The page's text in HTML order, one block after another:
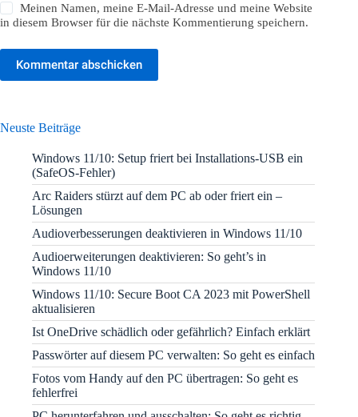
Meinen Namen, meine E-Mail-Adresse und meine Website
in diesem Browser für die nächste Kommentierung speichern.
Kommentar abschicken
Neuste Beiträge
Windows 11/10: Setup friert bei Installations-USB ein
(SafeOS-Fehler)
Arc Raiders stürzt auf dem PC ab oder friert ein –
Lösungen
Audioverbesserungen deaktivieren in Windows 11/10
Audioerweiterungen deaktivieren: So geht’s in
Windows 11/10
Windows 11/10: Secure Boot CA 2023 mit PowerShell
aktualisieren
Ist OneDrive schädlich oder gefährlich? Einfach erklärt
Passwörter auf diesem PC verwalten: So geht es einfach
Fotos vom Handy auf den PC übertragen: So geht es
fehlerfrei